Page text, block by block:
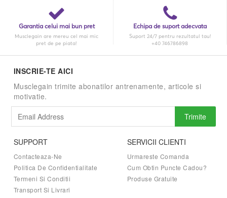
Garantia celui mai bun pret
Musclegain are mereu cel mai mic
pret de pe piata!
Echipa de suport adecvata
Suport 24/7 pentru rezultatul tau!
+40 746786898
INSCRIE-TE AICI
Musclegain trimite abonatilor antrenamente, articole si
motivatie.
Trimite
SUPPORT
Contacteaza-Ne
Politica De Confidentialitate
Termeni Si Conditii
Transport Si Livrari
SERVICII CLIENTI
Urmareste Comanda
Cum Obtin Puncte Cadou?
Produse Gratuite